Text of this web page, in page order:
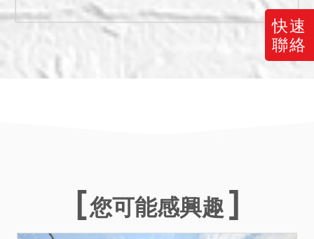
快速
聯絡
三、保證金新台幣：
1,320,000元。
四、本件標的物原所有權人
或使用人如有積欠水電、瓦
而其事由確實發生於本案執
行標的拍定日或拍定日前，
縱已拍定，本院亦得撤銷拍
您可能感興趣